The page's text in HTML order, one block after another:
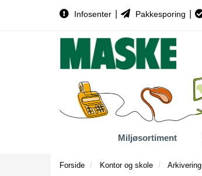
Infosenter Pakkesporing
Miljøsortiment
Forside Kontor og skole Arkivering